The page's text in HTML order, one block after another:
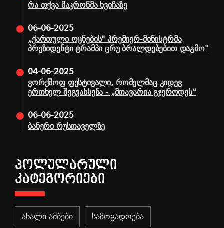
რა თქვა მაკრონმა ხვიჩაზე
06-06-2025
„ქართული ოცნების" პრემიერ-მინისტრმა
პრეზიდენტი ტრამპი ცრუ ბრალდებებით დაგმო"
04-06-2025
ვორქშოფ ფესტივალი, რომელმაც კიდევ
ერთხელ შეგვახსენა - „მთავარია გჯეროდეს“
06-06-2025
ბანერი რუსთაველზე
ᲞᲝᲚᲣᲚᲐᲠᲣᲚᲘ
ᲙᲐᲢᲔᲒᲝᲠᲘᲔᲑᲘ
ახალი ამბები საზოგადოება